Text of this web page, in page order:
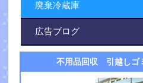
廃棄冷蔵庫
広告ブログ
不用品回収 引越しゴ